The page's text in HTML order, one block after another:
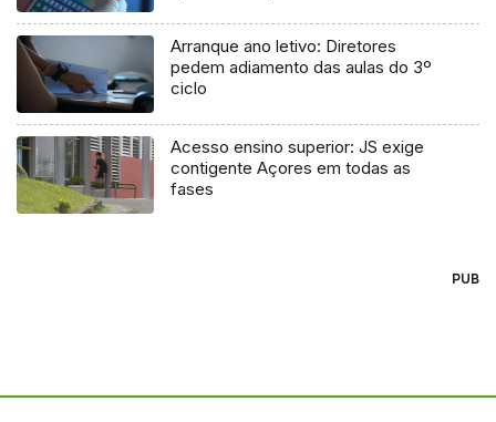
Arranque ano letivo: Diretores
pedem adiamento das aulas do 3º
ciclo
Acesso ensino superior: JS exige
contigente Açores em todas as
fases
PUB